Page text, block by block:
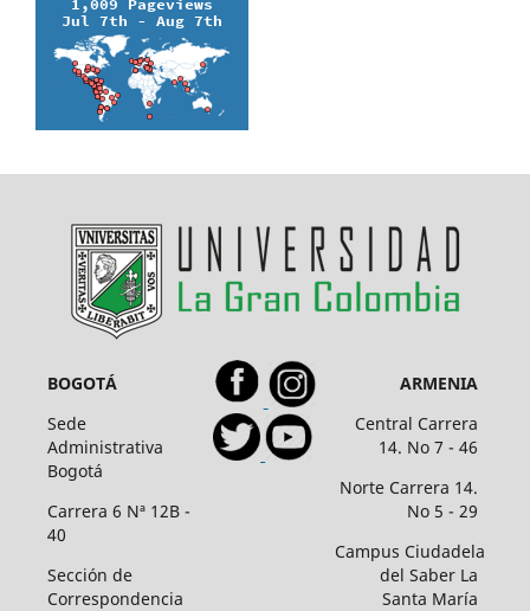
BOGOTÁ
Sede
Administrativa
Bogotá
Carrera 6 Nª 12B -
40
Sección de
Correspondencia
ARMENIA
Central Carrera
14. No 7 - 46
Norte Carrera 14.
No 5 - 29
Campus Ciudadela
del Saber La
Santa María